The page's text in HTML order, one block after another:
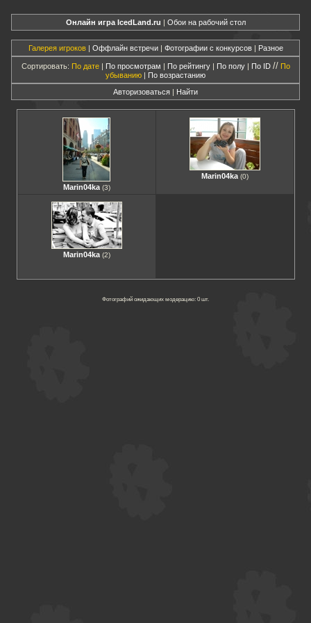
Онлайн игра IcedLand.ru | Обои на рабочий стол
Галерея игроков| Оффлайн встречи| Фотографии с конкурсов| Разное
Сортировать: По дате| По просмотрам | По рейтингу| По полу| По ID // По
убыванию | По возрастанию
Авторизоваться | Найти
Marin04ka (3)
Marin04ka (0)
Marin04ka (2)
Фотографий ожидающих модерацию: 0 шт.